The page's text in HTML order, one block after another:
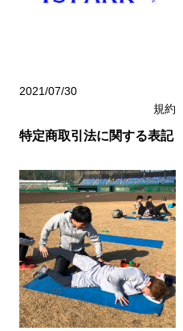
2021/07/30
規約
特定商取引法に関する表記